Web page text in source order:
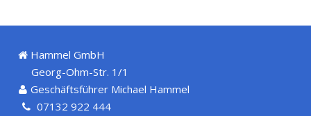
Hammel GmbH
Georg-Ohm-Str. 1/1
Geschäftsführer Michael Hammel
07132 922 444